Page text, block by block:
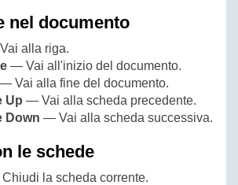
nel documento
alla riga.
— Vai all'inizio del documento.
— Vai alla fine del documento.
Up — Vai alla scheda precedente.
Down — Vai alla scheda successiva.
le schede
la scheda corrente.